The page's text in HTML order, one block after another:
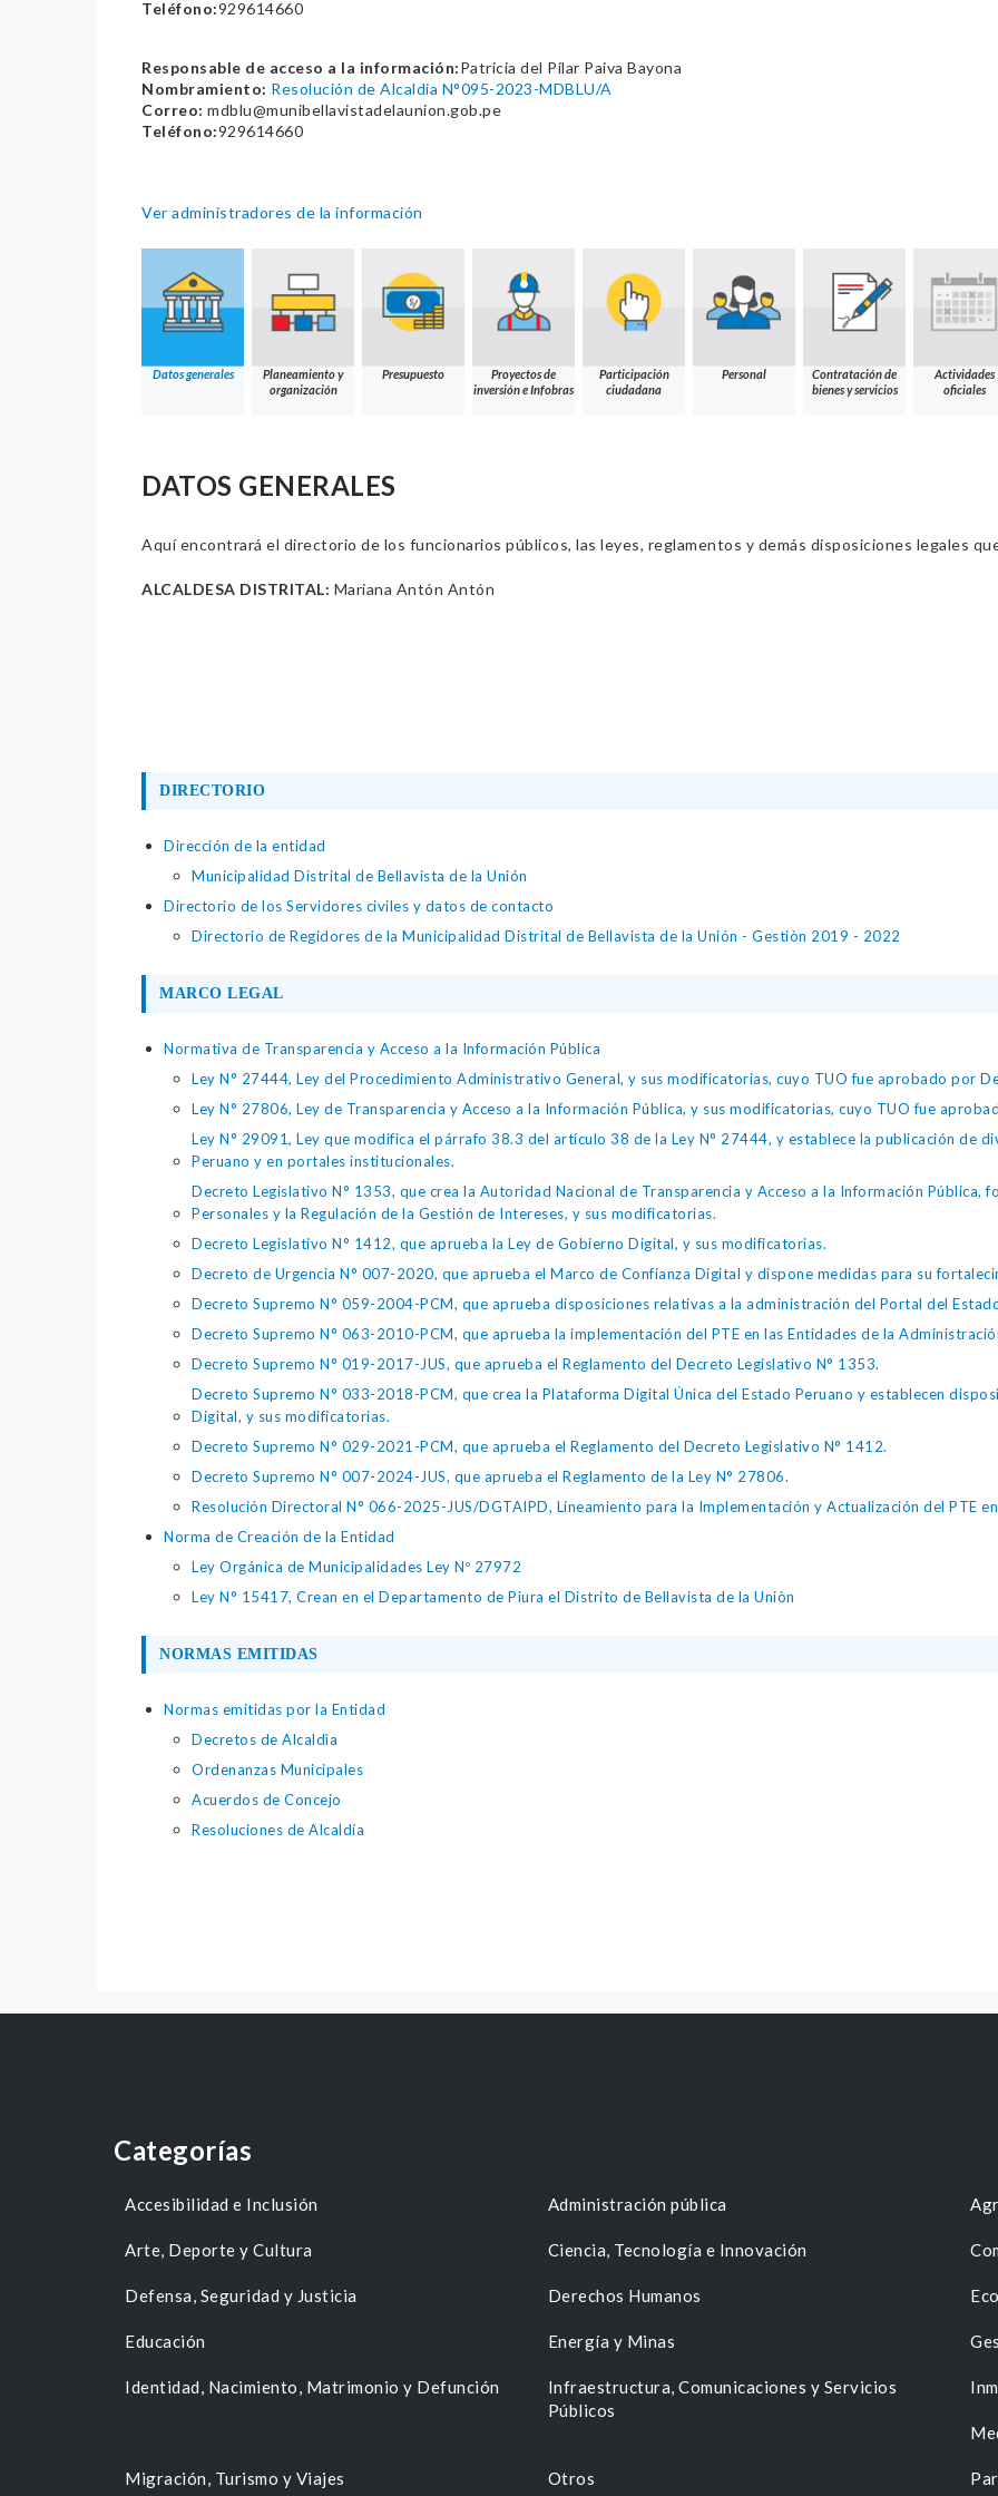
Teléfono:929614660
Responsable de acceso a la información:Patricia del Pilar Paiva Bayona
Nombramiento: Resolución de Alcaldia N°095-2023-MDBLU/A
Correo: mdblu@munibellavistadelaunion.gob.pe
Teléfono:929614660
Ver administradores de la información
Datos generales
Planeamiento y
organización
Presupuesto
Proyectos de
inversión e Infobras
Participación
ciudadana
Personal
Contratación de
bienes y servicios
Actividades
oficiales
DATOS GENERALES
Aquí encontrará el directorio de los funcionarios públicos, las leyes, reglamentos y demás disposiciones legales
ALCALDESA DISTRITAL: Mariana Antón Antón
DIRECTORIO
Dirección de la entidad
Municipalidad Distrital de Bellavista de la Unión
Directorio de los Servidores civiles y datos de contacto
Directorio de Regidores de la Municipalidad Distrital de Bellavista de la Unión - Gestiòn 2019 - 2022
MARCO LEGAL
Normativa de Transparencia y Acceso a la Información Pública
Ley N° 27444, Ley del Procedimiento Administrativo General, y sus modificatorias, cuyo TUO fue aprobado por
Ley N° 27806, Ley de Transparencia y Acceso a la Información Pública, y sus modificatorias, cuyo TUO fue
Ley N° 29091, Ley que modifica el párrafo 38.3 del artículo 38 de la Ley N° 27444, y establece la publicación de
Peruano y en portales institucionales.
Decreto Legislativo N° 1353, que crea la Autoridad Nacional de Transparencia y Acceso a la Información Pública,
Personales y la Regulación de la Gestión de Intereses, y sus modificatorias.
Decreto Legislativo N° 1412, que aprueba la Ley de Gobierno Digital, y sus modificatorias.
Decreto de Urgencia N° 007-2020, que aprueba el Marco de Confianza Digital y dispone medidas para su
Decreto Supremo N° 059-2004-PCM, que aprueba disposiciones relativas a la administración del Portal del
Decreto Supremo N° 063-2010-PCM, que aprueba la implementación del PTE en las Entidades de la
Decreto Supremo N° 019-2017-JUS, que aprueba el Reglamento del Decreto Legislativo N° 1353.
Decreto Supremo N° 033-2018-PCM, que crea la Plataforma Digital Única del Estado Peruano y establecen
Digital, y sus modificatorias.
Decreto Supremo N° 029-2021-PCM, que aprueba el Reglamento del Decreto Legislativo N° 1412.
Decreto Supremo N° 007-2024-JUS, que aprueba el Reglamento de la Ley N° 27806.
Resolución Directoral N° 066-2025-JUS/DGTAIPD, Lineamiento para la Implementación y Actualización del PTE
Norma de Creación de la Entidad
Ley Orgánica de Municipalidades Ley Nº 27972
Ley N° 15417, Crean en el Departamento de Piura el Distrito de Bellavista de la Uniòn
NORMAS EMITIDAS
Normas emitidas por la Entidad
Decretos de Alcaldìa
Ordenanzas Municipales
Acuerdos de Concejo
Resoluciones de Alcaldía
Categorías
Accesibilidad e Inclusión Administración pública
Arte, Deporte y Cultura Ciencia, Tecnología e Innovación
Defensa, Seguridad y Justicia Derechos Humanos
Educación Energía y Minas
Identidad, Nacimiento, Matrimonio y Defunción
Infraestructura, Comunicaciones y Servicios
Públicos
Migración, Turismo y Viajes Otros